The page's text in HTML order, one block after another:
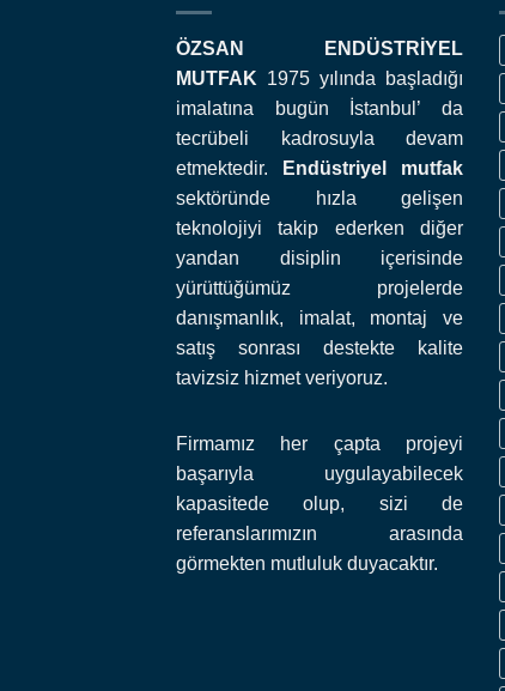
ÖZSAN ENDÜSTRİYEL
MUTFAK 1975 yılında başladığı
imalatına bugün İstanbul’ da
tecrübeli kadrosuyla devam
etmektedir.
Endüstriyel mutfak
sektöründe hızla gelişen
teknolojiyi takip ederken diğer
yandan disiplin içerisinde
yürüttüğümüz projelerde
danışmanlık, imalat, montaj ve
satış sonrası destekte kalite
tavizsiz hizmet veriyoruz.
Firmamız her çapta projeyi
başarıyla uygulayabilecek
kapasitede olup, sizi de
referanslarımızın arasında
görmekten mutluluk duyacaktır.